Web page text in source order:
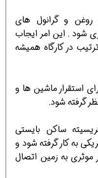
روغن و گرانول های
شود . این امر ایجاب
در کارگاه همیشه
برای استقرار ماشین ها و
گرفته شود.
ساکن بایستی
به کار گرفته شود و
به زمین اتصال